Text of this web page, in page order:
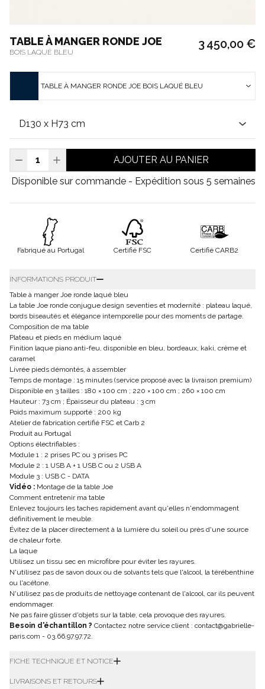
TABLE À MANGER RONDE JOE
BOIS LAQUÉ BLEU
3 450,00 €
TABLE À MANGER RONDE JOE BOIS LAQUÉ BLEU
AJOUTER AU PANIER
Disponible sur commande - Expédition sous 5 semaines
Fabriqué au Portugal Certifié FSC Certifié CARB2
INFORMATIONS PRODUIT
Table à manger Joe ronde laqué bleu
La table Joe ronde conjugue design seventies et modernité : plateau laqué,
bords biseautés et élégance intemporelle pour des moments de partage.
Composition de ma table
Plateau et pieds en médium laqué
Finition laque piano anti-feu, disponible en bleu, bordeaux, kaki, crème et
caramel
Livrée pieds démontés, à assembler
Temps de montage : 15 minutes (service proposé avec la livraison premium)
Disponible en 3 tailles : 180 × 100 cm ; 220 × 100 cm ; 260 × 100 cm
Hauteur : 73 cm ; Épaisseur du plateau : 3 cm
Poids maximum supporté : 200 kg
Atelier de fabrication certifié FSC et Carb 2
Produit au Portugal
Options électrifiables :
Module 1 : 2 prises PC ou 3 prises PC
Module 2 : 1 USB A + 1 USB C ou 2 USB A
Module 3 : USB C - DATA
Vidéo : Montage de la table Joe
Comment entretenir ma table
Enlevez toujours les taches rapidement avant qu'elles n'endommagent
définitivement le meuble.
Évitez de la placer directement à la lumière du soleil ou près d'une source
de chaleur forte.
La laque
Utilisez un tissu sec en microfibre pour éviter les rayures.
N'utilisez pas de savon doux ou de solvants tels que l'alcool, la térébenthine
ou l'acétone.
N'utilisez pas de produits de nettoyage contenant de l'alcool, car ils peuvent
endommager.
Ne pas faire glisser d'objets sur la table, cela provoque des rayures.
Besoin d'échantillon ? Contactez notre service client : contact@gabrielle-
paris.com - 03.66.97.97.72.
FICHE TECHNIQUE ET NOTICE
LIVRAISONS ET RETOURS